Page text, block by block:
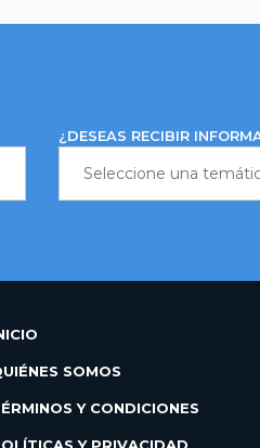
¿DESEAS RECIBIR
SOMOS
Y CONDICIONES